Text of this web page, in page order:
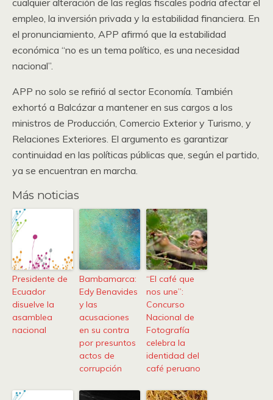
cualquier alteración de las reglas fiscales podría afectar el
empleo, la inversión privada y la estabilidad financiera. En
el pronunciamiento, APP afirmó que la estabilidad
económica “no es un tema político, es una necesidad
nacional”.
APP no solo se refirió al sector Economía. También
exhortó a Balcázar a mantener en sus cargos a los
ministros de Producción, Comercio Exterior y Turismo, y
Relaciones Exteriores. El argumento es garantizar
continuidad en las políticas públicas que, según el partido,
ya se encuentran en marcha.
Más noticias
Presidente de
Ecuador
disuelve la
asamblea
nacional
Bambamarca:
Edy Benavides
y las
acusaciones
en su contra
por presuntos
actos de
corrupción
“El café que
nos une”:
Concurso
Nacional de
Fotografía
celebra la
identidad del
café peruano